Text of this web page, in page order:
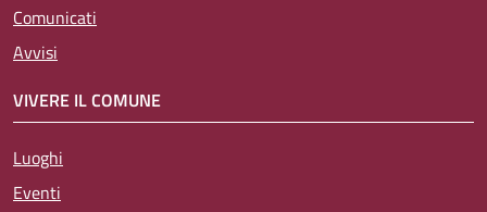
Comunicati
Avvisi
VIVERE IL COMUNE
Luoghi
Eventi